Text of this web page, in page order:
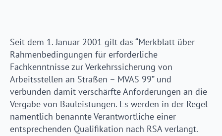
Seit dem 1. Januar 2001 gilt das “Merkblatt über
Rahmenbedingungen für erforderliche
Fachkenntnisse zur Verkehrssicherung von
Arbeitsstellen an Straßen – MVAS 99” und
verbunden damit verschärfte Anforderungen an die
Vergabe von Bauleistungen. Es werden in der Regel
namentlich benannte Verantwortliche einer
entsprechenden Qualifikation nach RSA verlangt.